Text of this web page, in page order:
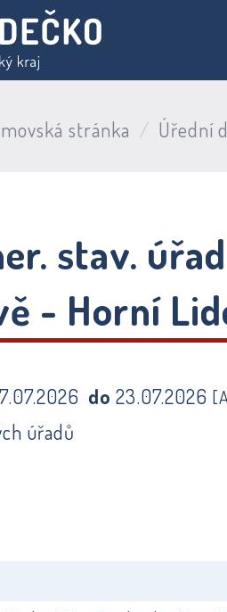
stránka Úřední
stav.
- Horní
do23.07.2026
úřadů